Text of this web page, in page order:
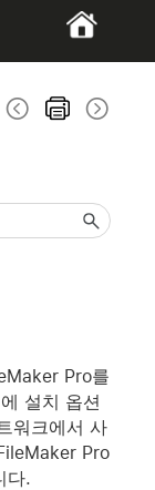
Pro를
설치 옵션
워크에서 사
Pro
다.